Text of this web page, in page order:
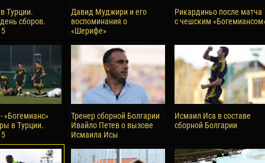
Турции.
сборов.
Давид Муджири и его
воспоминания о
«Шерифе»
Рикардиньо после матча
с чешским
«Богемианс»
в Турции.
Тренер сборной Болгарии
Ивайло Петев о вызове
Исмаила Исы
Исмаил Иса в составе
сборной Болгарии